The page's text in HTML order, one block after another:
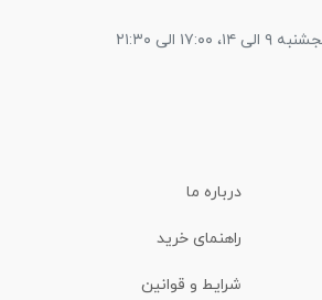
الی ۲۱:۳۰
درباره ما
راهنمای خرید
شرایط و قوانین